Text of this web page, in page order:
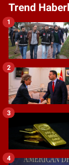
Trend
1
2
3
4